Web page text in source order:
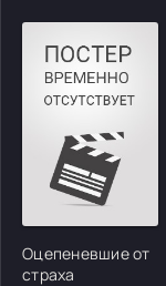
Оцепеневшие от
страха